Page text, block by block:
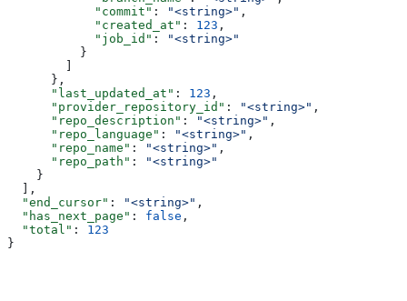
            "commit"
: "<string>" ,
            "created_at"
: 123 ,
            "job_id"
:
"<string>"
          }
        ]
      },
      "last_updated_at"
: 123 ,
      "provider_repository_id"
: "<string>" ,
      "repo_description"
: "<string>" ,
      "repo_language"
: "<string>" ,
      "repo_name"
: "<string>" ,
      "repo_path"
:
"<string>"
    }
  ],
  "end_cursor"
: "<string>" ,
  "has_next_page"
: false ,
  "total"
: 123
}